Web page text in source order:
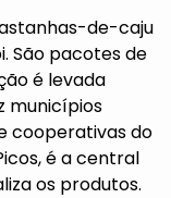
de-caju
São pacotes de
é levada
municípios
cooperativas do
é a central
os produtos.